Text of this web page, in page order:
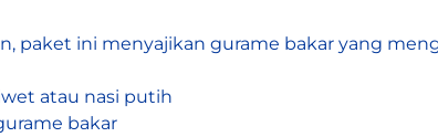
paket ini menyajikan gurame bakar yang
atau nasi putih
bakar